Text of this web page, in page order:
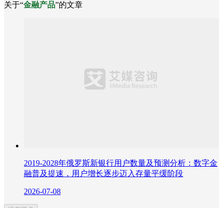
关于“金融产品”的文章
2019-2028年俄罗斯新银行用户数量及预测分析：数字金
融普及提速，用户增长逐步迈入存量平缓阶段
2026-07-08